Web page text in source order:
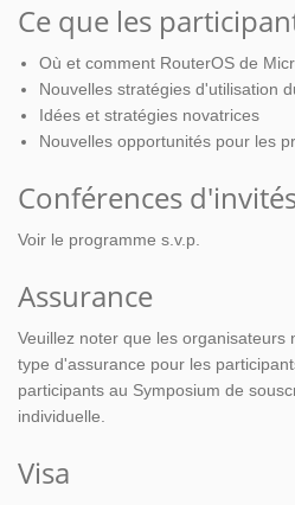
Ce que les
Où et comment RouterOS de
Nouvelles stratégies d'utilisation
Idées et stratégies novatrices
Nouvelles opportunités pour les
Conférences
Voir le programme s.v.p.
Assurance
Veuillez noter que les organisateurs
type d'assurance pour les
participants au Symposium de
individuelle.
Visa